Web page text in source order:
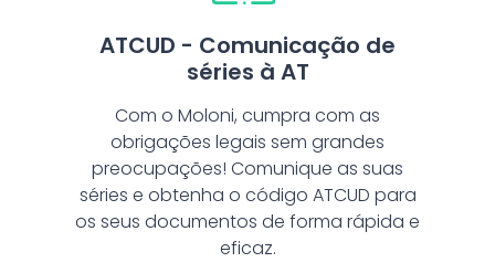
ATCUD - Comunicação de
séries à AT
Com o Moloni, cumpra com as
obrigações legais sem grandes
preocupações! Comunique as suas
séries e obtenha o código ATCUD para
os seus documentos de forma rápida e
eficaz.